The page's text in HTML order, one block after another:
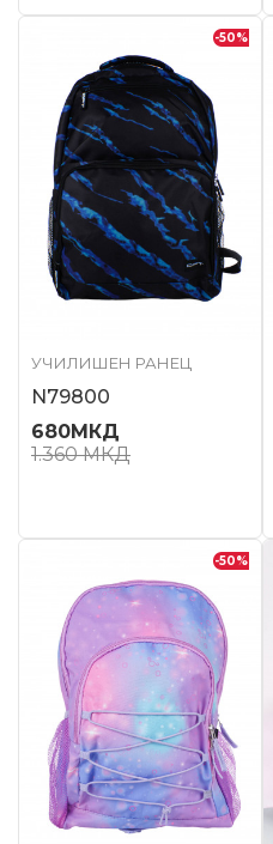
-50%
УЧИЛИШЕН РАНЕЦ
N79800
680МКД
1.360МКД
-50%